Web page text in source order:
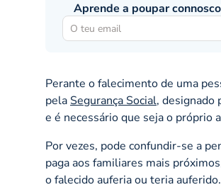
Aprende a poupar
Perante o falecimento de uma
pela Segurança Social, designado
e é necessário que seja o próprio
Por vezes, pode confundir-se a
paga aos familiares mais
o falecido auferia ou teria auferido.